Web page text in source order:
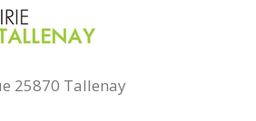
25870 Tallenay